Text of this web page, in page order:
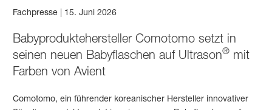
Fachpresse | 15. Juni 2026
Babyprodukte­hersteller Comotomo setzt in
seinen neuen Baby­flaschen auf Ultrason® mit
Farben von Avient
Comotomo, ein führender koreanischer Hersteller innovativer